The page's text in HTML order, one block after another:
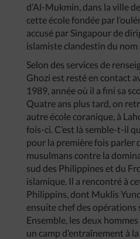
d’Al-Mukmin, dans la ville
cette école fondée par
accusé par Singapour de
islamiste clandestin du nom
Selon des services de
Ghozi est resté en contact
1989, année où il a fini sa
Quatre ans plus tard, on
autre école coranique, à
fois-ci. C’est là semble-t-il
pour la première fois parler
musulmans contre la
sud des Philippines et du
islamique. Il a rencontré à
Philippins, dont Muklis
ensuite chef des opérations
Ensemble, les deux
un camp d’entraînement à